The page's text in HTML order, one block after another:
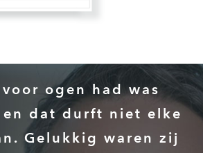
ogen had was
dat durft niet elke
Gelukkig waren zij